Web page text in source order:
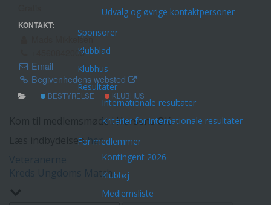
Udvalg og øvrige kontaktpersoner
Sponsorer
Klubblad
Klubhus
Resultater
Internationale resultater
Kriterier for internationale resultater
For medlemmer
Kontingent 2026
Klubtøj
Medlemsliste
KONTAKT:
Mads Mikkelsen
+4560842005
Email
Begivenhedens websted
BESTYRELSE KLUBHUS
Kom til medlemsmøde i Horsens OK
Læs indbydelsenher
Indlægsnavigation
Kreds Ungdoms Match